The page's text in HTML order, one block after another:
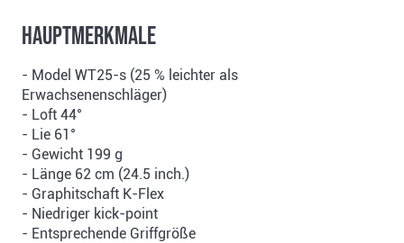
Hauptmerkmale
- Model WT25-s (25 % leichter als
Erwachsenenschläger)
- Loft 44°
- Lie 61°
- Gewicht 199 g
- Länge 62 cm (24.5 inch.)
- Graphitschaft K-Flex
- Niedriger kick-point
- Entsprechende Griffgröße